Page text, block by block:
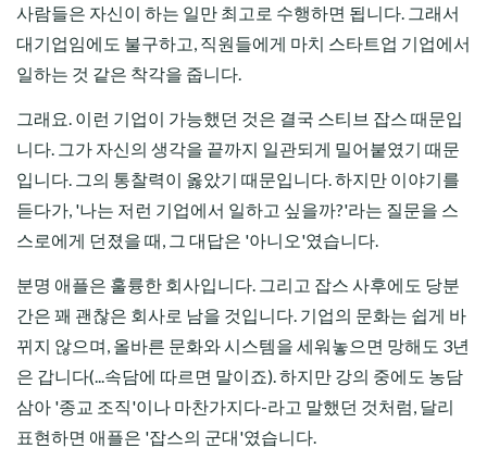
사람들은 자신이 하는 일만 최고로 수행하면 됩니다. 그래서
대기업임에도 불구하고, 직원들에게 마치 스타트업 기업에서
일하는 것 같은 착각을 줍니다.
그래요. 이런 기업이 가능했던 것은 결국 스티브 잡스 때문입
니다. 그가 자신의 생각을 끝까지 일관되게 밀어붙였기 때문
입니다. 그의 통찰력이 옳았기 때문입니다. 하지만 이야기를
듣다가, '나는 저런 기업에서 일하고 싶을까?'라는 질문을 스
스로에게 던졌을 때, 그 대답은 '아니오'였습니다.
분명 애플은 훌륭한 회사입니다. 그리고 잡스 사후에도 당분
간은 꽤 괜찮은 회사로 남을 것입니다. 기업의 문화는 쉽게 바
뀌지 않으며, 올바른 문화와 시스템을 세워놓으면 망해도 3년
은 갑니다(...속담에 따르면 말이죠). 하지만 강의 중에도 농담
삼아 '종교 조직'이나 마찬가지다-라고 말했던 것처럼, 달리
표현하면 애플은 '잡스의 군대'였습니다.